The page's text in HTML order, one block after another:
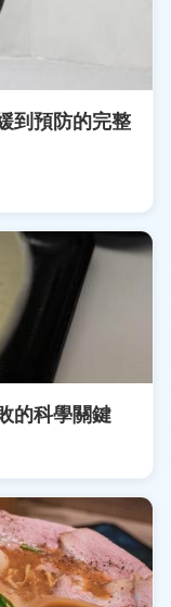
到預防的完整
的科學關鍵